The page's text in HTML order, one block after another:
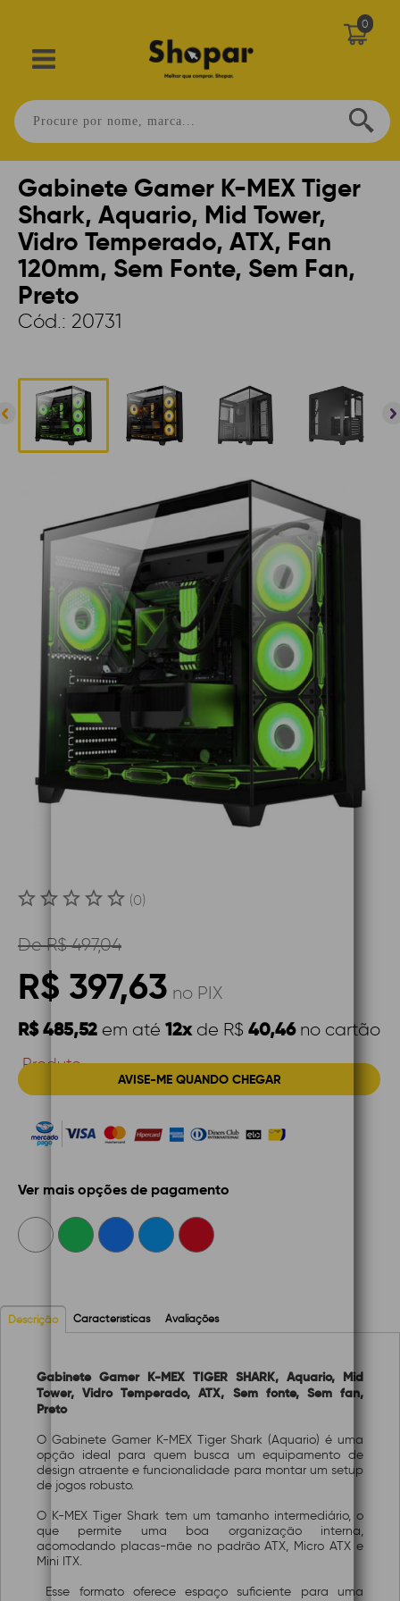
0
Gabinete Gamer K-MEX Tiger
Shark, Aquario, Mid Tower,
Vidro Temperado, ATX, Fan
120mm, Sem Fonte, Sem Fan,
Preto
Cód.: 20731
(0)
DeR$ 497,04
R$ 397,63 no PIX
R$ 485,52 em até 12xde R$ 40,46no cartão
AVISE-ME QUANDO CHEGAR
Produto
Ver mais opções de pagamento
Descrição Características Avaliações
Gabinete Gamer K-MEX TIGER SHARK, Aquario, Mid
Tower, Vidro Temperado, ATX, Sem fonte, Sem fan,
Preto
O Gabinete Gamer K-MEX Tiger Shark (Aquario) é uma
opção ideal para quem busca um equipamento de
design atraente e funcionalidade para montar um setup
de jogos robusto.
O K-MEX Tiger Shark tem um tamanho intermediário, o
que permite uma boa organização interna,
acomodando placas-mãe no padrão ATX, Micro ATX e
Mini ITX.
Esse formato oferece espaço suficiente para uma